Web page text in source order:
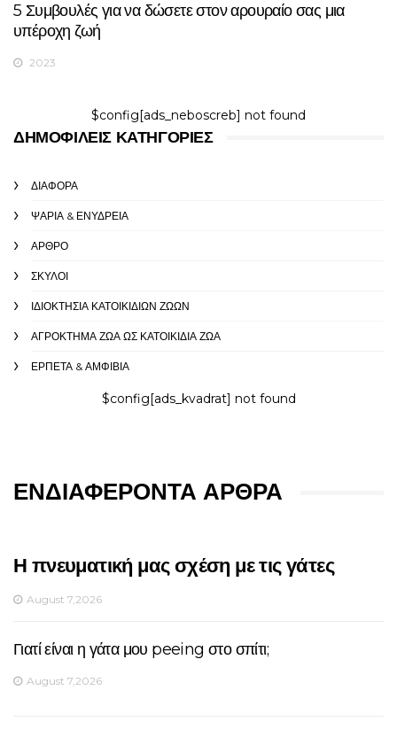
5 Συμβουλές για να δώσετε στον αρουραίο σας μια
υπέροχη ζωή
2023
$config[ads_neboscreb] not found
ΔΗΜΟΦΙΛΕΊΣ ΚΑΤΗΓΟΡΊΕΣ
ΔΙΆΦΟΡΑ
ΨΆΡΙΑ & ΕΝΥΔΡΕΊΑ
ΆΡΘΡΟ
ΣΚΎΛΟΙ
ΙΔΙΟΚΤΗΣΊΑ ΚΑΤΟΙΚΊΔΙΩΝ ΖΏΩΝ
ΑΓΡΌΚΤΗΜΑ ΖΏΑ ΩΣ ΚΑΤΟΙΚΊΔΙΑ ΖΏΑ
ΕΡΠΕΤΆ & ΑΜΦΊΒΙΑ
$config[ads_kvadrat] not found
ΕΝΔΙΑΦΈΡΟΝΤΑ ΆΡΘΡΑ
Η πνευματική μας σχέση με τις γάτες
August 7,2026
Γιατί είναι η γάτα μου peeing στο σπίτι;
August 7,2026